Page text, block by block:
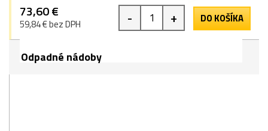
73,60 €
59,84 € bez DPH - + DO KOŠÍKA
Odpadné nádoby